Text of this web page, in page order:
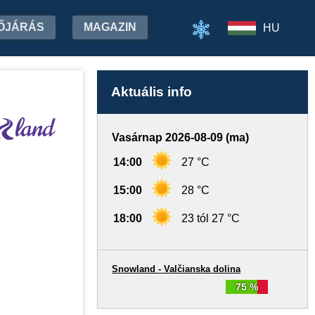
MAGAZIN HU
Aktuális info
Vasárnap 2026-08-09 (ma)
14:00 27 °C
15:00 28 °C
18:00 23 tól 27 °C
75 %
Snowland - Valčianska dolina